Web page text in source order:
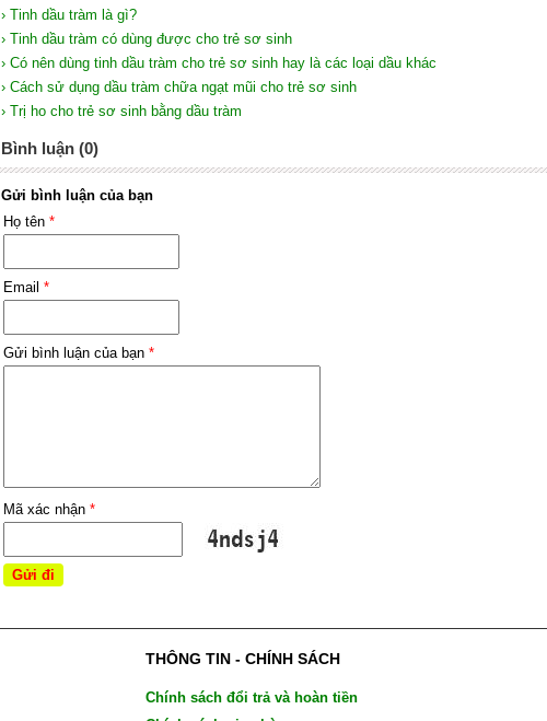
› Tinh dầu tràm là gì?
› Tinh dầu tràm có dùng được cho trẻ sơ sinh
› Có nên dùng tinh dầu tràm cho trẻ sơ sinh hay là các loại dầu khác
› Cách sử dụng dầu tràm chữa ngạt mũi cho trẻ sơ sinh
› Trị ho cho trẻ sơ sinh bằng dầu tràm
Bình luận (0)
Gửi bình luận của bạn
Họ tên *
Email *
Gửi bình luận của bạn *
Mã xác nhận *
THÔNG TIN - CHÍNH SÁCH
Chính sách đổi trả và hoàn tiền